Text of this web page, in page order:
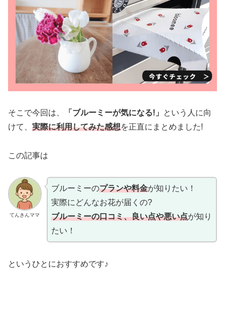
そこで今回は、 「ブルーミーが気になる!」
という人に向
けて、 実際に利用してみた感想を正直にまとめました!
この記事は
てんきんママ
ブルーミーのプランや料金が知りたい！
実際にどんなお花が届くの?
ブルーミーの口コミ、良い点や悪い点が知り
たい！
というひとにおすすめです♪